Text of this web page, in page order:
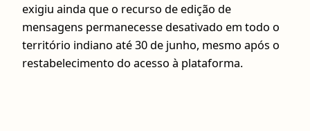
exigiu ainda que o recurso de edição de
mensagens permanecesse desativado em todo o
território indiano até 30 de junho, mesmo após o
restabelecimento do acesso à plataforma.